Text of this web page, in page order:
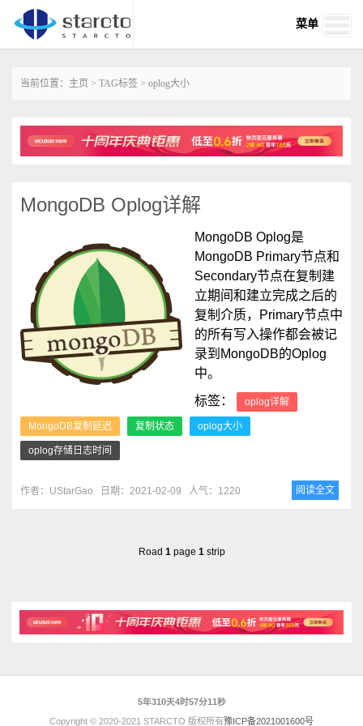
菜单
当前位置： 主页 > TAG标签 > oplog大小
MongoDB Oplog详解
MongoDB Oplog是
MongoDB Primary节点和
Secondary节点在复制建
立期间和建立完成之后的
复制介质，Primary节点中
的所有写入操作都会被记
录到MongoDB的Oplog
中。
标签：
oplog详解
MongoDB复制延迟 复制状态 oplog大小
oplog存储日志时间
作者：UStarGao 日期：2021-02-09 人气：1220 阅读全文
Road 1page 1strip
5年310天4时57分11秒
Copyright © 2020-2021 STARCTO 版权所有豫ICP备2021001600号